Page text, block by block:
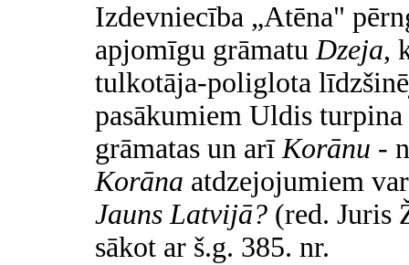
Izdevniecība „Atēna"
apjomīgu grāmatuDzeja,
tulkotāja-poliglota
pasākumiem Uldis
grāmatas un arīKorānu -
Korāna atdzejojumiem
Jauns Latvijā? (red. Juris
sākot ar š.g. 385. nr.